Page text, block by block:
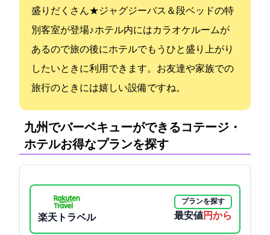
盛りだくさん★ジャグジーバス＆2段ベッドの特
別客室が登場♪ ホテル内にはカラオケルームが
あるので旅の後にホテルでもうひと盛り上がり
したいときに利用できます。お友達や家族での
旅行のときには嬉しい設備ですね。
九州でバーベキューができるコテージ・
ホテル:お得なプランを探す
楽天トラベル
プランを探す
最安値6600円から